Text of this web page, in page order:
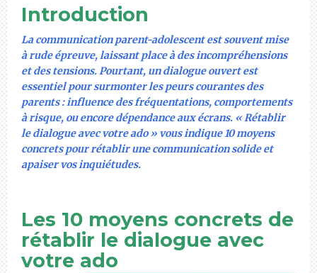
Introduction
La communication parent-adolescent est souvent mise
à rude épreuve, laissant place à des incompréhensions
et des tensions. Pourtant, un dialogue ouvert est
essentiel pour surmonter les peurs courantes des
parents : influence des fréquentations, comportements
à risque, ou encore dépendance aux écrans. « Rétablir
le dialogue avec votre ado » vous indique 10 moyens
concrets pour rétablir une communication solide et
apaiser vos inquiétudes.
Les 10 moyens concrets de
rétablir le dialogue avec
votre ado